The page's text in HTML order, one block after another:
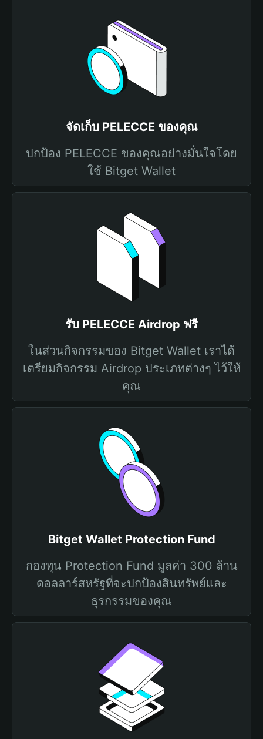
จัดเก็บ PELECCE ของคุณ
ปกป้อง PELECCE ของคุณอย่างมั่นใจโดย
ใช้ Bitget Wallet
รับ PELECCE Airdrop ฟรี
ในส่วนกิจกรรมของ Bitget Wallet เราได้
เตรียมกิจกรรม Airdrop ประเภทต่างๆ ไว้ให้
คุณ
Bitget Wallet Protection Fund
กองทุน Protection Fund มูลค่า 300 ล้าน
ดอลลาร์สหรัฐที่จะปกป้องสินทรัพย์และ
ธุรกรรมของคุณ